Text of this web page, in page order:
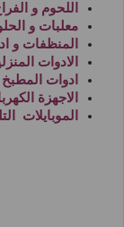
اللحوم و
معلبات و
المنظفات و
الادوات
ادوات
الاجهزة
الموبايلات